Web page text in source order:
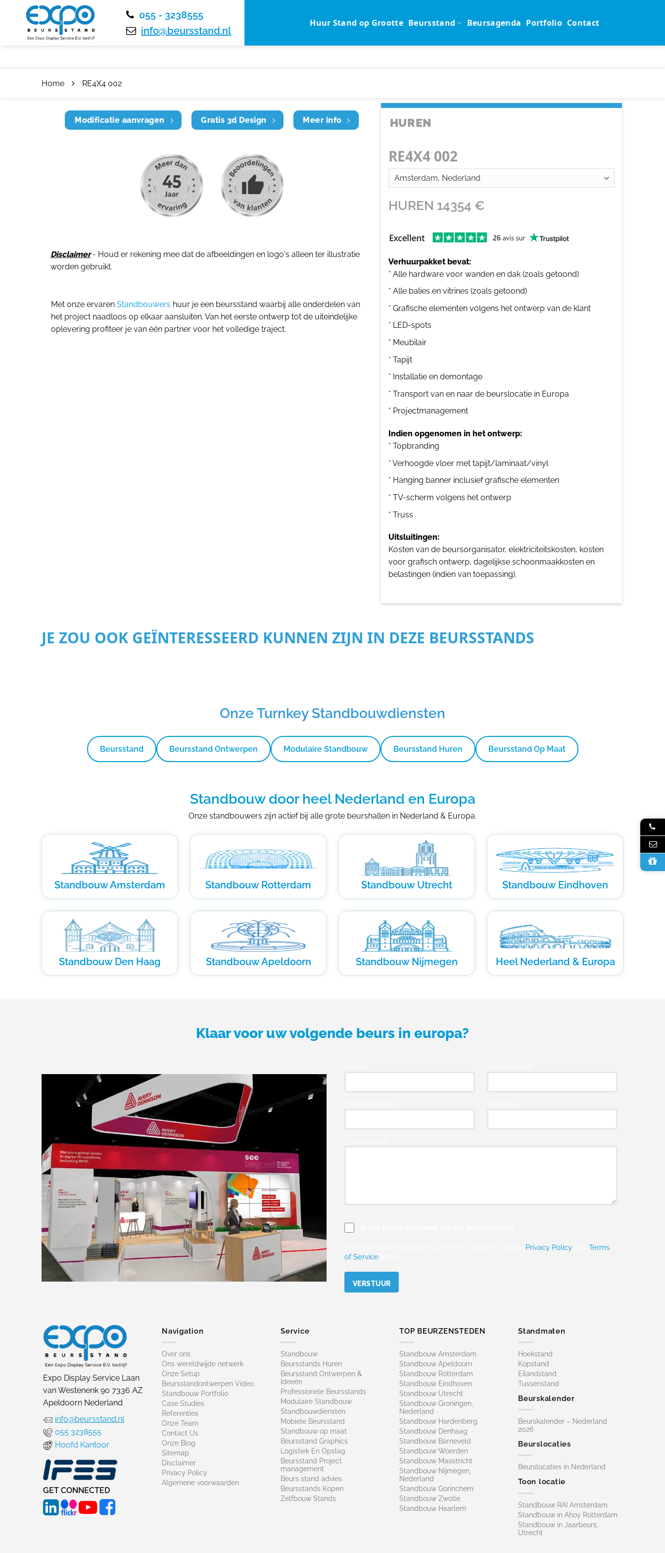
055 - 3238555
info@beursstand.nl
Huur Stand op Grootte Beursstand Beursagenda Portfolio Contact
Home RE4X4 002
Modificatie aanvragen Gratis 3d Design Meer info
Disclaimer- Houd er rekening mee dat de afbeeldingen en logo's alleen ter illustratie
worden gebruikt.
Met onze ervaren Standbouwers huur je een beursstand waarbij alle onderdelen van
het project naadloos op elkaar aansluiten. Van het eerste ontwerp tot de uiteindelijke
oplevering profiteer je van één partner voor het volledige traject.
HUREN
RE4X4 002
HUREN 14354 €
Verhuurpakket bevat:
* Alle hardware voor wanden en dak (zoals getoond)
* Alle balies en vitrines (zoals getoond)
* Grafische elementen volgens het ontwerp van de klant
* LED-spots
* Meubilair
* Tapijt
* Installatie en demontage
* Transport van en naar de beurslocatie in Europa
* Projectmanagement
Indien opgenomen in het ontwerp:
* Topbranding
* Verhoogde vloer met tapijt/laminaat/vinyl
* Hanging banner inclusief grafische elementen
* TV-scherm volgens het ontwerp
* Truss
Uitsluitingen:
Kosten van de beursorganisator, elektriciteitskosten, kosten
voor grafisch ontwerp, dagelijkse schoonmaakkosten en
belastingen (indien van toepassing).
JE ZOU OOK GEÏNTERESSEERD KUNNEN ZIJN IN DEZE BEURSSTANDS
Onze Turnkey Standbouwdiensten
Beursstand Beursstand Ontwerpen Modulaire Standbouw Beursstand Huren Beursstand Op Maat
Standbouw door heel Nederland en Europa
Onze standbouwers zijn actief bij alle grote beurshallen in Nederland & Europa.
Standbouw Amsterdam Standbouw Rotterdam Standbouw Utrecht Standbouw Eindhoven
Standbouw Den Haag Standbouw Apeldoorn Standbouw Nijmegen Heel Nederland & Europa
Klaar voor uw volgende beurs in europa?
Privacy Policy
Terms
of Service
Expo Display Service Laan
van Westenenk 90 7336 AZ
Apeldoorn Nederland
info@beursstand.nl
055 3238555
Hoofd Kantoor
GET CONNECTED
Navigation
Over ons
Ons wereldwijde netwerk
Onze Setup
Beursstandontwerpen Video
Standbouw Portfolio
Case Studies
Referenties
Onze Team
Contact Us
Onze Blog
Sitemap
Disclaimer
Privacy Policy
Algemene voorwaarden
Service
Standbouw
Beursstands Huren
Beursstand Ontwerpen &
Ideeën
Professionele Beursstands
Modulaire Standbouw
Standbouwdiensten
Mobiele Beursstand
Standbouw op maat​
Beursstand Graphics
Logistiek En Opslag
Beursstand Project
management
Beurs stand advies
Beursstands Kopen
Zelfbouw Stands
TOP BEURZENSTEDEN
Standbouw Amsterdam
Standbouw Apeldoorn
Standbouw Rotterdam
Standbouw Eindhoven
Standbouw Utrecht
Standbouw Groningen,
Nederland
Standbouw Hardenberg
Standbouw Denhaag
Standbouw Barneveld
Standbouw Woerden
Standbouw Maastricht
Standbouw Nijmegen,
Nederland
Standbouw Gorinchem
Standbouw Zwolle
Standbouw Haarlem
Standmaten
Hoekstand
Kopstand
Eilandstand
Tussenstand
Beurskalender
Beurskalender – Nederland
2026
Beurslocaties
Beurslocaties in Nederland
Toon locatie
Standbouw RAI Amsterdam
Standbouw in Ahoy Rotterdam
Standbouw in Jaarbeurs,
Utrecht